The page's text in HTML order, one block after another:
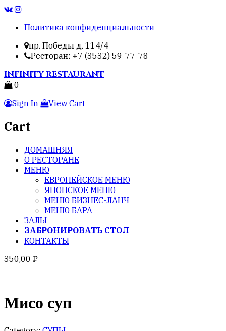
Политика конфиденциальности
пр. Победы д. 114/4
Ресторан: +7 (3532) 59-77-78
INFINITYRESTAURANT
0
Sign In
View Cart
Cart
ДОМАШНЯЯ
О РЕСТОРАНЕ
МЕНЮ
ЕВРОПЕЙСКОЕ МЕНЮ
ЯПОНСКОЕ МЕНЮ
МЕНЮ БИЗНЕС-ЛАНЧ
МЕНЮ БАРА
ЗАЛЫ
ЗАБРОНИРОВАТЬ СТОЛ
КОНТАКТЫ
350,00 ₽
Мисо суп